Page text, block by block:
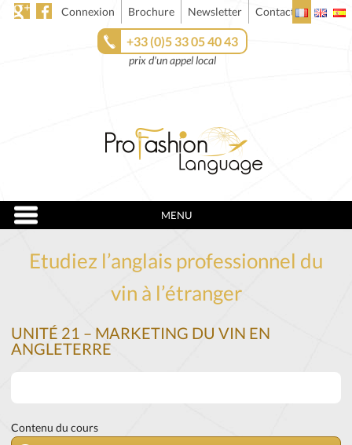
Connexion Brochure Newsletter Contact
+33 (0)5 33 05 40 43
prix d'un appel local
MENU
Etudiez l’anglais professionnel du
vin à l’étranger
UNITÉ 21 – MARKETING DU VIN EN
ANGLETERRE
Contenu du cours